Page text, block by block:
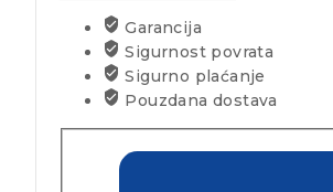
Garancija
Sigurnost povrata
Sigurno plaćanje
Pouzdana dostava